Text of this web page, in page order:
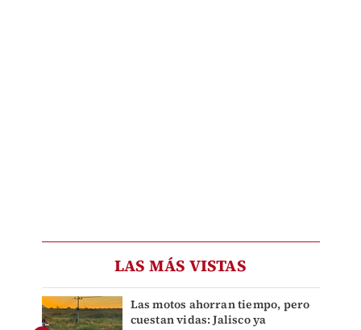
LAS MÁS VISTAS
Las motos ahorran tiempo, pero
cuestan vidas: Jalisco ya